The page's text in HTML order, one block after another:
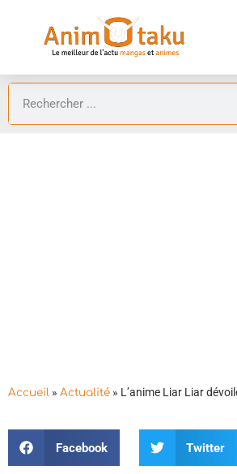
Accueil » Actualité » L’anime Liar Liar
Facebook Twitter